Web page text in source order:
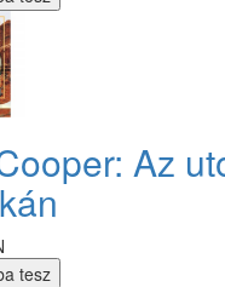
Az
tesz